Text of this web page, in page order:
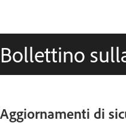
Bollettino
Aggiornamenti di